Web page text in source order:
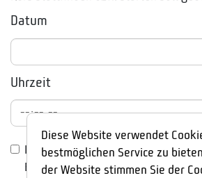
Datum
Uhrzeit
Ich erkläre meine Zustimmung zur
Erhebung und Verarbeitung der
Diese Website verwendet
bestmöglichen Service zu
der Website stimmen Sie der